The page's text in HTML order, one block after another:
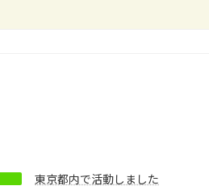
東京都内で活動しました